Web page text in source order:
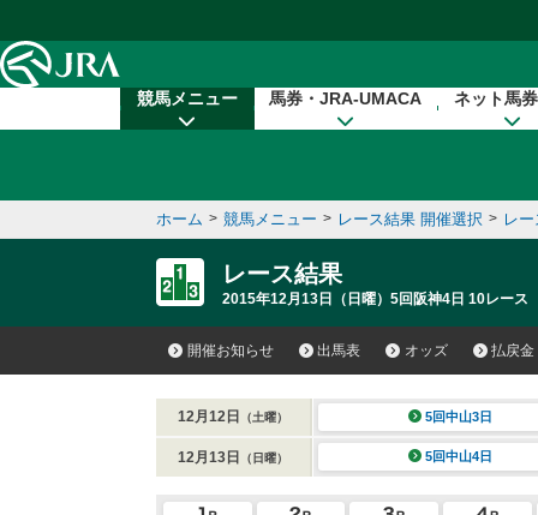
競馬メニュー 馬券・JRA-UMACA ネット馬
ホーム > 競馬メニュー > レース結果 開催選択 > レ
レース結果
2015年12月13日（日曜）5回阪神4日 10レース
開催お知らせ 出馬表 オッズ 払戻金
12月12日 （土曜） 5回中山3日
12月13日 （日曜） 5回中山4日